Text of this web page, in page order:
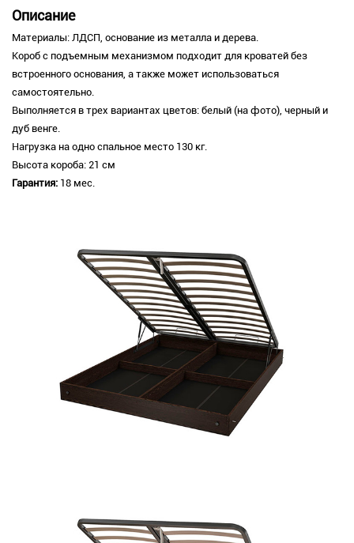
Описание
Материалы: ЛДСП, основание из металла и дерева.
Короб с подъемным механизмом подходит для кроватей без
встроенного основания, а также может использоваться
самостоятельно.
Выполняется в трех вариантах цветов: белый (на фото), черный и
дуб венге.
Нагрузка на одно спальное место 130 кг.
Высота короба: 21 см
Гарантия: 18 мес.